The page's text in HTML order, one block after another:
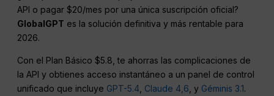
API o pagar $20/mes por una única suscripción oficial?
GlobalGPT es la solución definitiva y más rentable para
2026.
Con el Plan Básico $5.8, te ahorras las complicaciones de
la API y obtienes acceso instantáneo a un panel de control
unificado que incluye GPT-5.4 Claude 4,6 , y Géminis 3.1.